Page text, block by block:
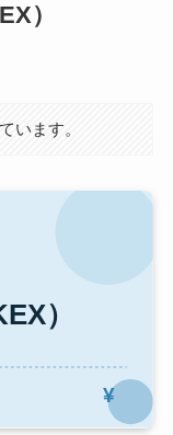
）
います。